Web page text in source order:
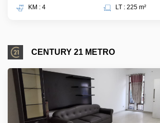
KM : 4
LT : 225 m²
CENTURY 21 METRO